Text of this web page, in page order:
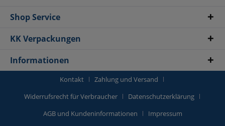
Shop Service
KK Verpackungen
Informationen
Kontakt
Zahlung und Versand
Widerrufsrecht für Verbraucher
Datenschutzerklärung
AGB und Kundeninformationen
Impressum